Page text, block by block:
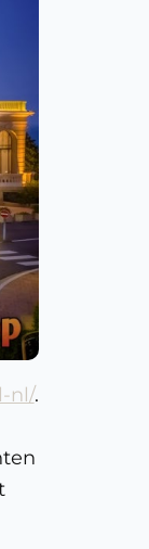
nl/.